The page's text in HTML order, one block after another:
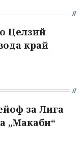
Целзий
край
за Лига
„Макаби“